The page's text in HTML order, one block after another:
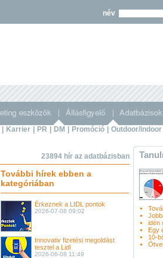
név
Karrier PR DM Promóció Outdoor/indoor
23894 hír az adatbázisban
További hírek ebben a
kategóriában
Érkeznek a LIDL pontok
2026-07-08 09:02
Innovativ fizetési megoldást
tesztel a Lidl
2026-06-08 11:49
idén
Egy
10-